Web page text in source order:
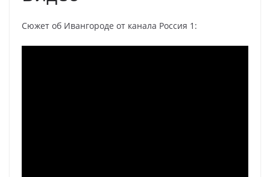
Сюжет об Ивангороде от канала Россия 1: